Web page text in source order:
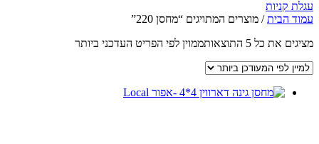
עגלת קניות
עמוד הבית/ מוצרים המתויגים “מחסן 220”
מציגים את כל ⁦5⁩ התוצאות
ממוין לפי הפריט העדכני ביותר